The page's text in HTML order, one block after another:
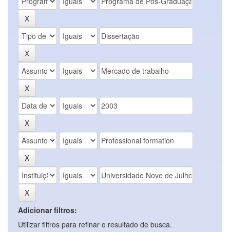
Adicionar filtros:
Utilizar filtros para refinar o resultado de busca.